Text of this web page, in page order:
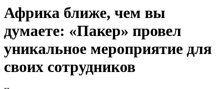
Африка ближе, чем вы
думаете: «Пакер» провел
уникальное мероприятие для
своих сотрудников